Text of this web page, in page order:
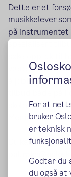
For at
bruker
er teknisk
Godtar du
du også at
Dette er et
musikkelever
på
spesialisert
være kommet
å jobbe
skoler og kan
Mer
Du kan også